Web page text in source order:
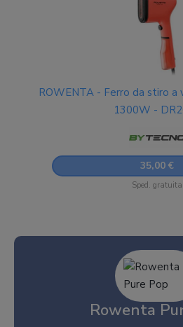
ROWENTA - Ferro da stiro a
1300W -
35,00 €
Sped. gratuita
Rowenta